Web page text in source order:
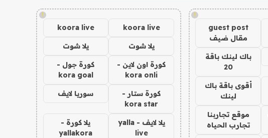
!
guest post
مقال ضيف
باك لينك باقة
20
أقوى باقة باك
لينك
موقع تجاربنا
تجارب الحياه
!
koora live
koora live
يلا شوت يلا شوت
كورة اون لاين -
kora onli
كورة جول -
kora goal
كورة ستار -
kora star
سوريا لايف
يلا لايف - yalla
live
يلا كورة -
yallakora